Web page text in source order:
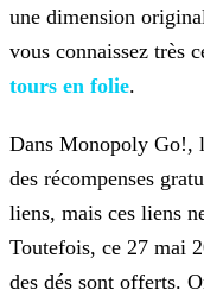
une dimension
vous connaissez très
tours en folie.
Dans Monopoly Go!,
des récompenses
liens, mais ces liens
Toutefois, ce 27 mai
des dés sont offerts.